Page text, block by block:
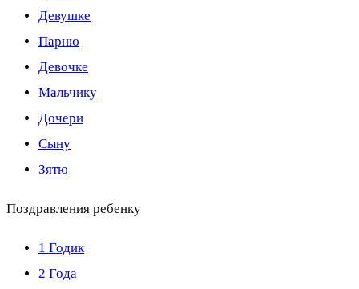
Девушке
Парню
Девочке
Мальчику
Дочери
Сыну
Зятю
Поздравления ребенку
1 Годик
2 Года